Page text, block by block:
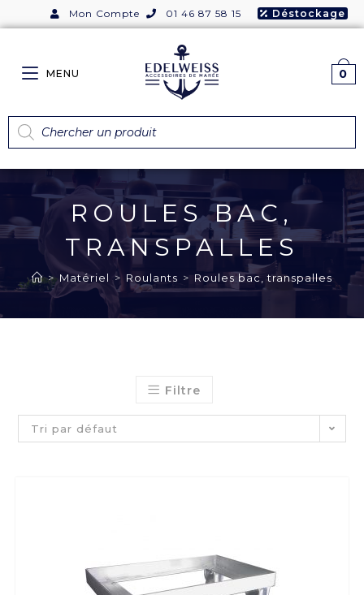
Mon Compte 01 46 87 58 15 Déstockage
MENU 0
ROULES BAC,
TRANSPALLES
> Matériel > Roulants > Roules bac, transpalles
Filtre
Tri par défaut